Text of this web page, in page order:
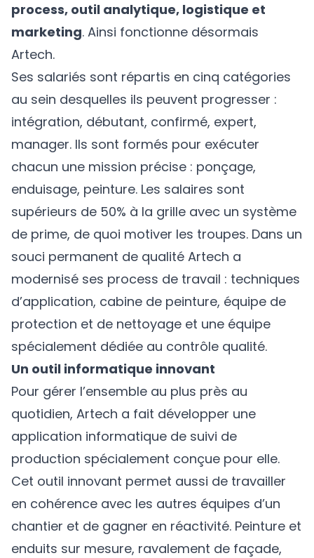
process, outil analytique, logistique et
marketing. Ainsi fonctionne désormais
Artech.
Ses salariés sont répartis en cinq catégories
au sein desquelles ils peuvent progresser :
intégration, débutant, confirmé, expert,
manager. Ils sont formés pour exécuter
chacun une mission précise : ponçage,
enduisage, peinture. Les salaires sont
supérieurs de 50% à la grille avec un système
de prime, de quoi motiver les troupes. Dans un
souci permanent de qualité Artech a
modernisé ses process de travail : techniques
d’application, cabine de peinture, équipe de
protection et de nettoyage et une équipe
spécialement dédiée au contrôle qualité.
Un outil informatique innovant
Pour gérer l’ensemble au plus près au
quotidien, Artech a fait développer une
application informatique de suivi de
production spécialement conçue pour elle.
Cet outil innovant permet aussi de travailler
en cohérence avec les autres équipes d’un
chantier et de gagner en réactivité. Peinture et
enduits sur mesure, ravalement de façade,